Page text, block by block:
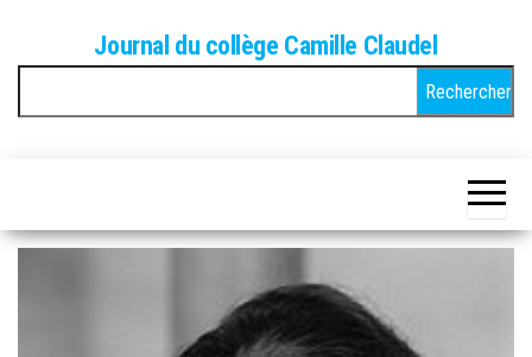
content
Journal du collège Camille Claudel